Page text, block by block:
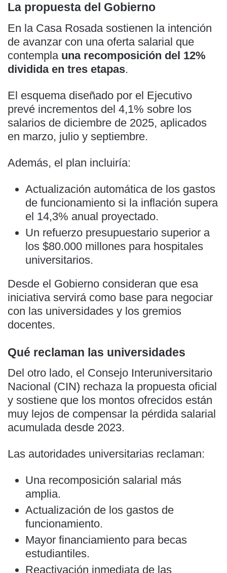
La propuesta del Gobierno
En la Casa Rosada sostienen la intención
de avanzar con una oferta salarial que
contempla una recomposición del 12%
dividida en tres etapas.
El esquema diseñado por el Ejecutivo
prevé incrementos del 4,1% sobre los
salarios de diciembre de 2025, aplicados
en marzo, julio y septiembre.
Además, el plan incluiría:
Actualización automática de los gastos
de funcionamiento si la inflación supera
el 14,3% anual proyectado.
Un refuerzo presupuestario superior a
los $80.000 millones para hospitales
universitarios.
Desde el Gobierno consideran que esa
iniciativa servirá como base para negociar
con las universidades y los gremios
docentes.
Qué reclaman las universidades
Del otro lado, el Consejo Interuniversitario
Nacional (CIN) rechaza la propuesta oficial
y sostiene que los montos ofrecidos están
muy lejos de compensar la pérdida salarial
acumulada desde 2023.
Las autoridades universitarias reclaman:
Una recomposición salarial más
amplia.
Actualización de los gastos de
funcionamiento.
Mayor financiamiento para becas
estudiantiles.
Reactivación inmediata de las